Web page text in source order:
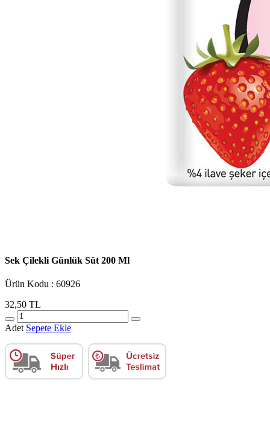
Sek Çilekli Günlük Süt 200 Ml
Ürün Kodu : 60926
32,50 TL
Adet Sepete Ekle